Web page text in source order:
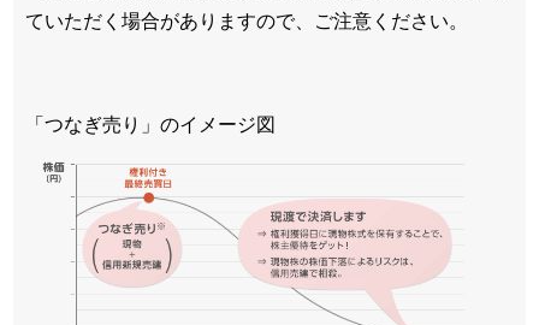
ていただく場合がありますので、ご注意ください。
「つなぎ売り」のイメージ図